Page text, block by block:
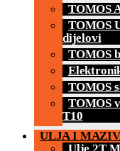
TOMOS
TOMOS
dijelovi
TOMOS
TOMOS
TOMOS
T10
ULJA I